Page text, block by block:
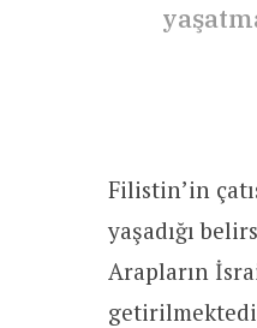
Filistin’in
yaşadığı
Arapların